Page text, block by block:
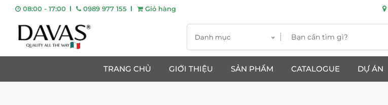
08:00 - 17:00 0989 977 155 Giỏ hàng
Danh mục
TRANG CHỦ GIỚI THIỆU SẢN PHẨM CATALOGUE DỰ ÁN